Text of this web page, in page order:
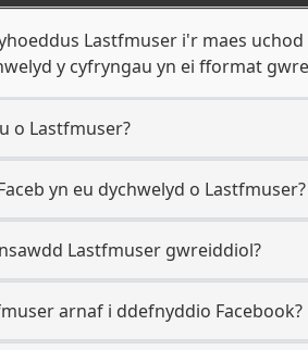
Lastfmuser i'r maes
y cyfryngau yn ei fformat
o Lastfmuser?
yn eu dychwelyd o Lastfmuser?
Lastfmuser gwreiddiol?
arnaf i ddefnyddio Facebook?